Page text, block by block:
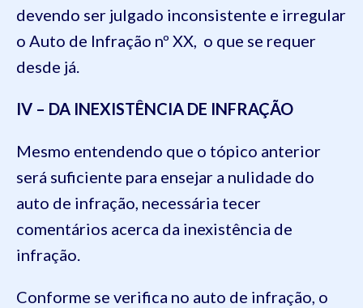
devendo ser julgado inconsistente e irregular
o Auto de Infração nº XX, o que se requer
desde já.
IV – DA INEXISTÊNCIA DE INFRAÇÃO
Mesmo entendendo que o tópico anterior
será suficiente para ensejar a nulidade do
auto de infração, necessária tecer
comentários acerca da inexistência de
infração.
Conforme se verifica no auto de infração, o